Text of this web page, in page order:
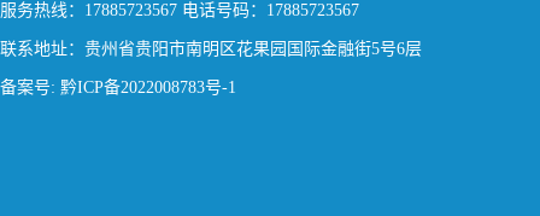
服务热线：17885723567 电话号码：17885723567
联系地址：贵州省贵阳市南明区花果园国际金融街5号6层
备案号: 黔ICP备2022008783号-1